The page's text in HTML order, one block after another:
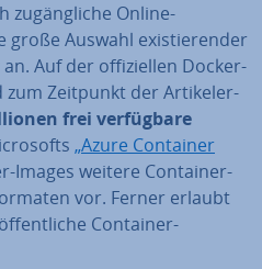
zu­gäng­li­che Online-
große Auswahl exis­tie­ren­der
Auf der of­fi­zi­el­len Docker-
zum Zeitpunkt der Ar­ti­kel­er­
frei ver­füg­ba­re
„Azure Container
Images weitere Container-
vor. Ferner erlaubt
Container-